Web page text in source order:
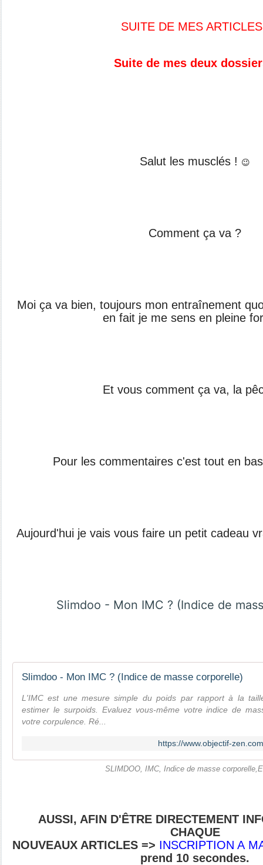
SUITE DE MES ARTICLES
Suite de mes deux
Salut les musclés ! 😉
Comment ça va ?
Moi ça va bien, toujours mon entraînement
en fait je me sens en pleine
Et vous comment ça va, la
Pour les commentaires c'est tout en
Aujourd'hui je vais vous faire un petit cadeau
Slimdoo - Mon IMC ? (Indice de
Slimdoo - Mon IMC ? (Indice de masse corporelle)
L'IMC est une mesure simple du poids par rapport à la
estimer le surpoids. Evaluez vous-même votre indice de
votre corpulence. Ré...
https://www.objectif-
SLIMDOO, IMC, Indice de masse
AUSSI, AFIN D'ÊTRE DIRECTEMENT
CHAQUE
NOUVEAUX ARTICLES => INSCRIPTION A
prend 10 secondes.